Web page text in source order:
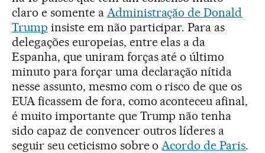
claro e somente a Administração de Donald
Trump insiste em não participar. Para as
delegações europeias, entre elas a da
Espanha, que uniram forças até o último
minuto para forçar uma declaração nítida
nesse assunto, mesmo com o risco de que os
EUA ficassem de fora, como aconteceu afinal,
é muito importante que Trump não tenha
sido capaz de convencer outros líderes a
seguir seu ceticismo sobre o Acordo de Paris.